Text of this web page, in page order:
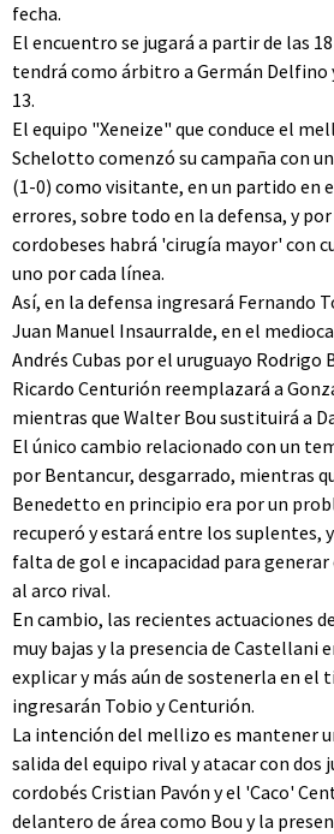
fecha.
El encuentro se jugará a partir de las
tendrá como árbitro a Germán
13.
El equipo "Xeneize" que conduce el
Schelotto comenzó su campaña con
(1-0) como visitante, en un partido en
errores, sobre todo en la defensa, y
cordobeses habrá 'cirugía mayor' con
uno por cada línea.
Así, en la defensa ingresará Fernando
Juan Manuel Insaurralde, en el
Andrés Cubas por el uruguayo Rodrigo
Ricardo Centurión reemplazará a
mientras que Walter Bou sustituirá a
El único cambio relacionado con un
por Bentancur, desgarrado, mientras
Benedetto en principio era por un
recuperó y estará entre los suplentes,
falta de gol e incapacidad para
al arco rival.
En cambio, las recientes actuaciones
muy bajas y la presencia de Castellani
explicar y más aún de sostenerla en el
ingresarán Tobio y Centurión.
La intención del mellizo es mantener
salida del equipo rival y atacar con dos
cordobés Cristian Pavón y el 'Caco'
delantero de área como Bou y la